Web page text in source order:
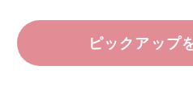
ピックアップ